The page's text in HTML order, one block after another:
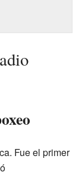
Fue el primer